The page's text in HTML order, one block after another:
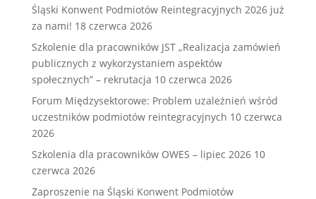
Śląski Konwent Podmiotów Reintegracyjnych 2026 już
za nami! 18 czerwca 2026
Szkolenie dla pracowników JST „Realizacja zamówień
publicznych z wykorzystaniem aspektów
społecznych” – rekrutacja 10 czerwca 2026
Forum Międzysektorowe: Problem uzależnień wśród
uczestników podmiotów reintegracyjnych 10 czerwca
2026
Szkolenia dla pracowników OWES – lipiec 2026 10
czerwca 2026
Zaproszenie na Śląski Konwent Podmiotów